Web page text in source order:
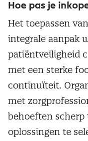
Hoe pas je
Het toepassen
integrale aanpak
patiëntveiligheid
met een sterke
continuïteit.
met
behoeften scherp
oplossingen te